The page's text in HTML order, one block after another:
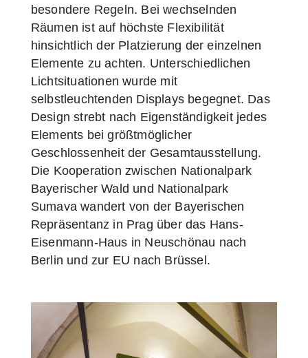
besondere Regeln. Bei wechselnden
Räumen ist auf höchste Flexibilität
hinsichtlich der Platzierung der einzelnen
Elemente zu achten. Unterschiedlichen
Lichtsituationen wurde mit
selbstleuchtenden Displays begegnet. Das
Design strebt nach Eigenständigkeit jedes
Elements bei größtmöglicher
Geschlossenheit der Gesamtausstellung.
Die Kooperation zwischen Nationalpark
Bayerischer Wald und Nationalpark
Sumava wandert von der Bayerischen
Repräsentanz in Prag über das Hans-
Eisenmann-Haus in Neuschönau nach
Berlin und zur EU nach Brüssel.